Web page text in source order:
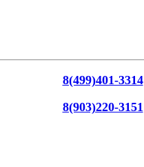
8(499)401-3314
8(903)220-3151